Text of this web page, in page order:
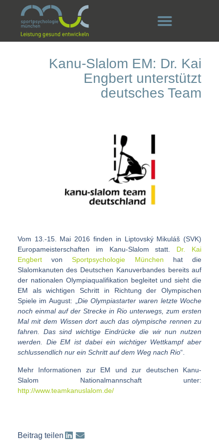
Kanu-Slalom EM: Dr. Kai
Engbert unterstützt
deutsches Team
Vom 13.-15. Mai 2016 finden in Liptovský Mikuláš (SVK)
Europameisterschaften im Kanu-Slalom statt. Dr. Kai
EngbertvonSportpsychologie München hat die
Slalomkanuten des Deutschen Kanuverbandes bereits auf
der nationalen Olympiaqualifikation begleitet und sieht die
EM als wichtigen Schritt in Richtung der Olympischen
Spiele im August: „Die Olympiastarter waren letzte Woche
noch einmal auf der Strecke in Rio unterwegs, zum ersten
Mal mit dem Wissen dort auch das olympische rennen zu
fahren. Das sind wichtige Eindrücke die wir nun nutzen
werden. Die EM ist dabei ein wichtiger Wettkampf aber
schlussendlich nur ein Schritt auf dem Weg nach Rio“.
Mehr Informationen zur EM und zur deutschen Kanu-
Slalom Nationalmannschaft unter:
http://www.teamkanuslalom.de/
Beitrag teilen